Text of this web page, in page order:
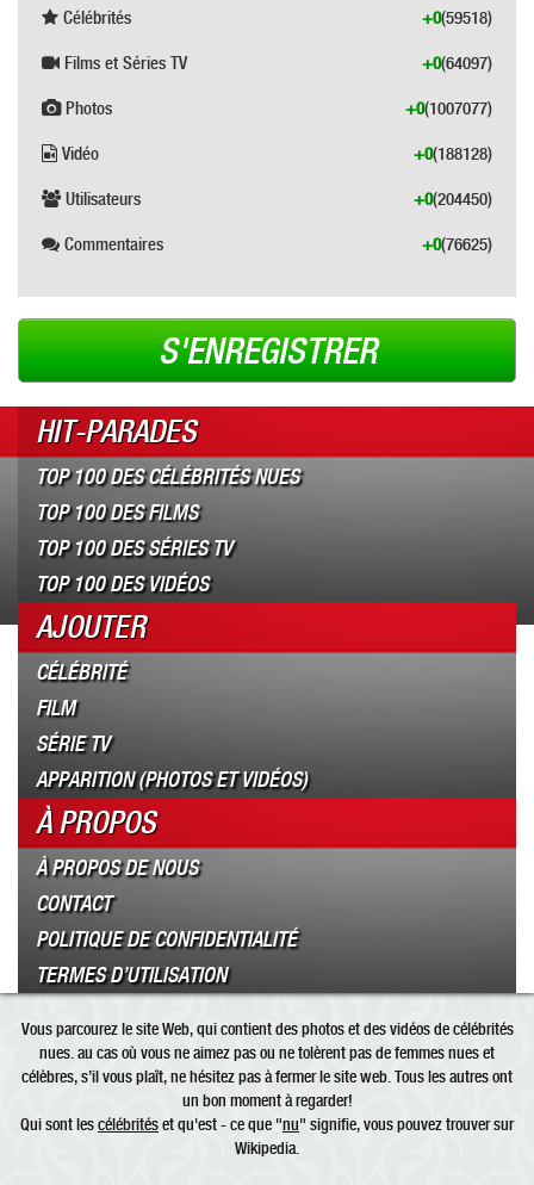
Célébrités (59518)
+0
Films et Séries TV (64097)
+0
Photos (1007077)
+0
Vidéo (188128)
+0
Utilisateurs (204450)
+0
Commentaires (76625)
+0
S'ENREGISTRER
HIT-PARADES
TOP 100 DES CÉLÉBRITÉS NUES
TOP 100 DES FILMS
TOP 100 DES SÉRIES TV
TOP 100 DES VIDÉOS
AJOUTER
CÉLÉBRITÉ
FILM
SÉRIE TV
APPARITION (PHOTOS ET VIDÉOS)
À PROPOS
À PROPOS DE NOUS
CONTACT
POLITIQUE DE CONFIDENTIALITÉ
TERMES D’UTILISATION
Vous parcourez le site Web, qui contient des photos et des vidéos de célébrités
nues. au cas où vous ne aimez pas ou ne tolèrent pas de femmes nues et
célèbres, s’il vous plaît, ne hésitez pas à fermer le site web. Tous les autres ont
un bon moment à regarder!
Qui sont lescélébritéset qu'est - ce que "nu" signifie, vous pouvez trouver sur
Wikipedia.